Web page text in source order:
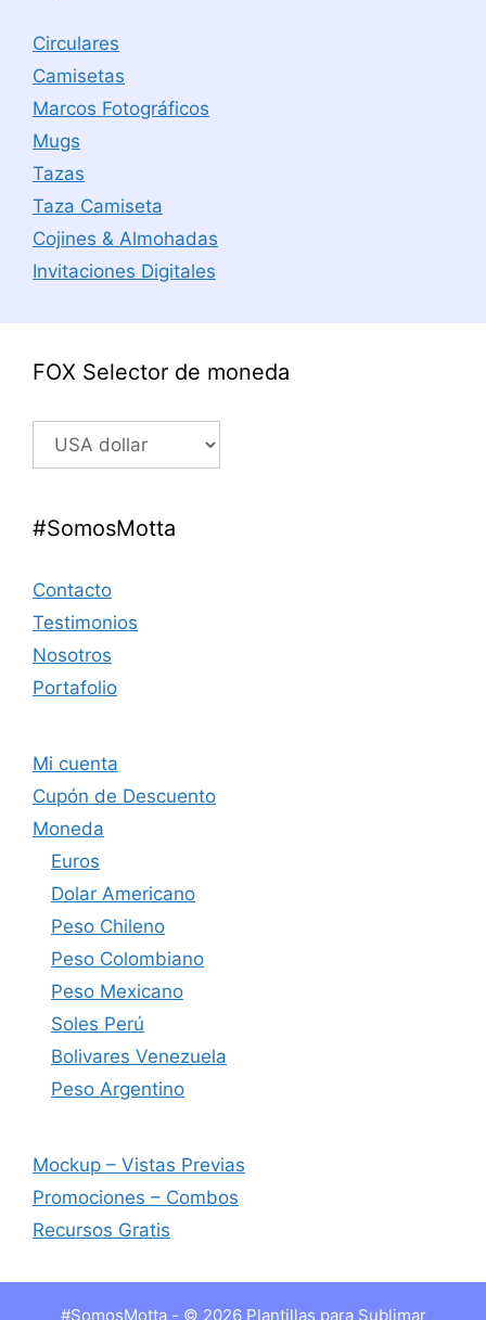
Circulares
Camisetas
Marcos Fotográficos
Mugs
Tazas
Taza Camiseta
Cojines & Almohadas
Invitaciones Digitales
FOX Selector de moneda
#SomosMotta
Contacto
Testimonios
Nosotros
Portafolio
Mi cuenta
Cupón de Descuento
Moneda
Euros
Dolar Americano
Peso Chileno
Peso Colombiano
Peso Mexicano
Soles Perú
Bolivares Venezuela
Peso Argentino
Mockup – Vistas Previas
Promociones – Combos
Recursos Gratis
#SomosMotta - © 2026 Plantillas para Sublimar